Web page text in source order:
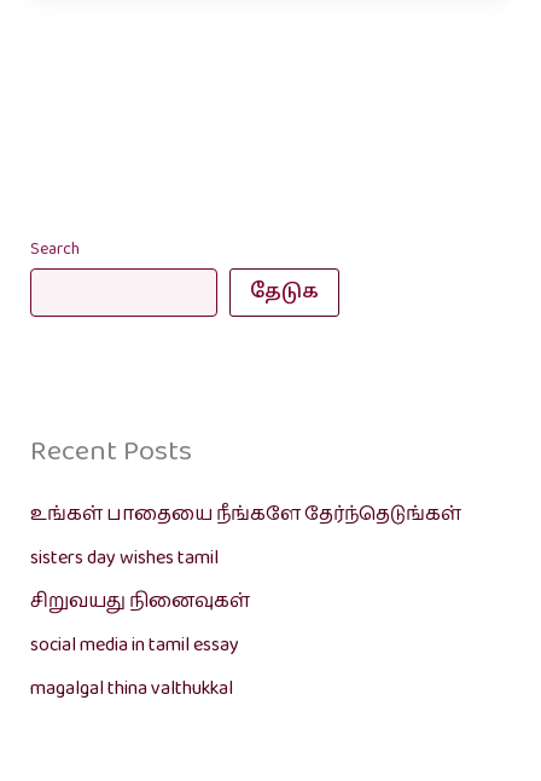
Search
தேடுக
Recent Posts
உங்கள் பாதையை நீங்களே தேர்ந்தெடுங்கள்
sisters day wishes tamil
சிறுவயது நினைவுகள்
social media in tamil essay
magalgal thina valthukkal